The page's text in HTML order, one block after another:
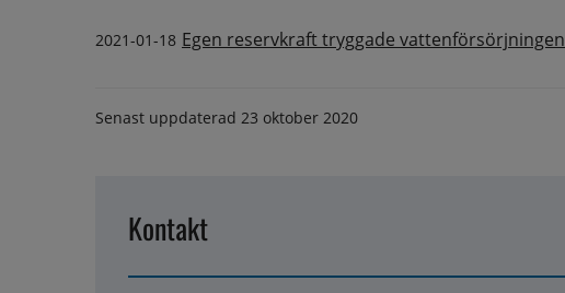
2021-01-18 Egen reservkraft tryggade vattenförsörjningen
Senast uppdaterad 23 oktober 2020
Kontakt